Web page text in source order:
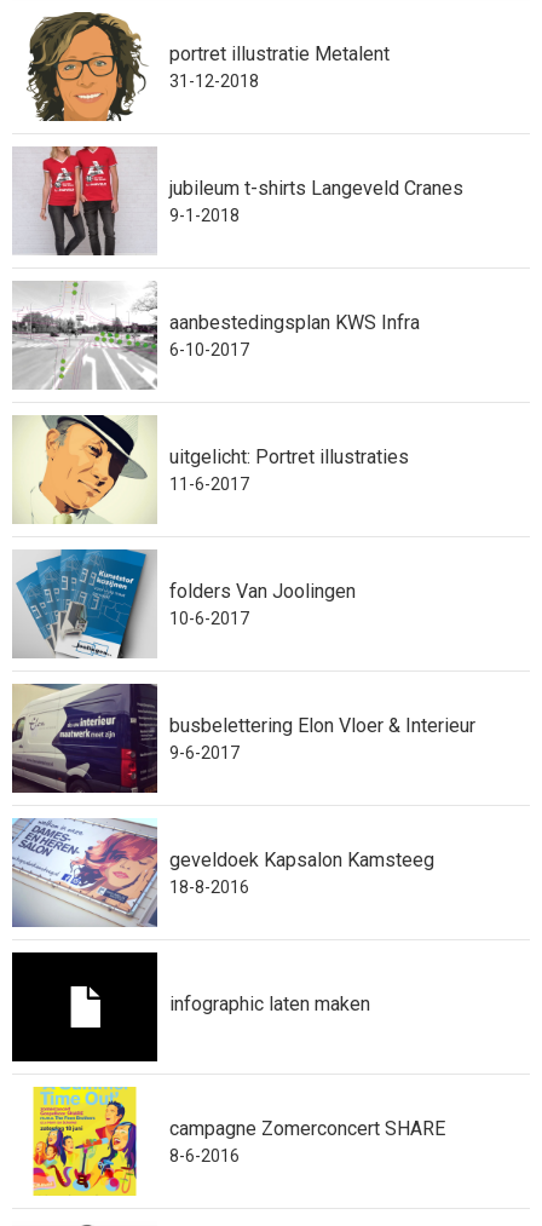
portret illustratie Metalent
31-12-2018
jubileum t-shirts Langeveld Cranes
9-1-2018
aanbestedingsplan KWS Infra
6-10-2017
uitgelicht: Portret illustraties
11-6-2017
folders Van Joolingen
10-6-2017
busbelettering Elon Vloer & Interieur
9-6-2017
geveldoek Kapsalon Kamsteeg
18-8-2016
infographic laten maken
campagne Zomerconcert SHARE
8-6-2016